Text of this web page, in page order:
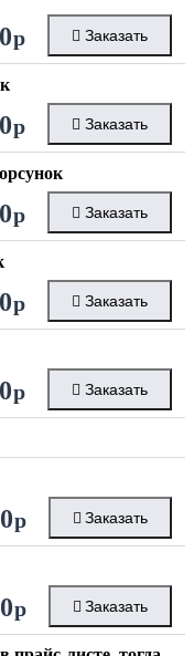
р Заказать
р Заказать
р Заказать
р Заказать
р Заказать
р Заказать
р Заказать